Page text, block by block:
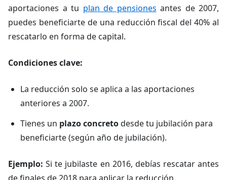
aportaciones a tu plan de pensiones antes de 2007,
puedes beneficiarte de una reducción fiscal del 40% al
rescatarlo en forma de capital.
Condiciones clave:
La reducción solo se aplica a las aportaciones
anteriores a 2007.
Tienes un plazo concretodesde tu jubilación para
beneficiarte (según año de jubilación).
Ejemplo: Si te jubilaste en 2016, debías rescatar antes